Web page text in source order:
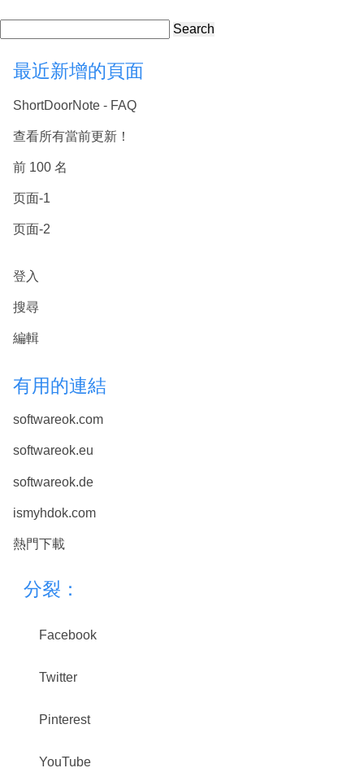
Search
最近新增的頁面
ShortDoorNote - FAQ
查看所有當前更新！
前 100 名
页面-1
页面-2
登入
搜尋
編輯
有用的連結
softwareok.com
softwareok.eu
softwareok.de
ismyhdok.com
熱門下載
分裂：
Facebook
Twitter
Pinterest
YouTube